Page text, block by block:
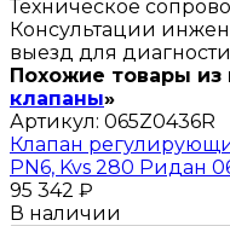
Техническое
Консультации
выезд для
Похожие товары из
клапаны»
Артикул: 065Z0436R
Клапан
PN6, Kvs 280 Ридан
95 342 ₽
В наличии